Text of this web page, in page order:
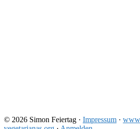
© 2026 Simon Feiertag · Impressum ·